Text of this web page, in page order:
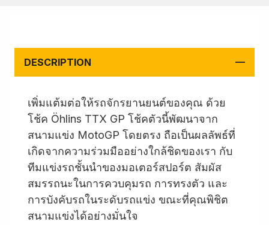
DESCRIPTION
เพิ่มแต้มต่อให้รถจักรยานยนต์ของคุณ ด้วย
โช้ค Öhlins TTX GP โช้คตัวนี้พัฒนาจาก
สนามแข่ง MotoGP โดยตรง ถือเป็นผลลัพธ์ที่
เกิดจากความร่วมมืออย่างใกล้ชิดของเรา กับ
ทีมแข่งรถชั้นนำของมอเตอร์สปอร์ต สัมผัส
สมรรถนะในการควบคุมรถ การทรงตัว และ
การบังคับรถในระดับรถแข่ง ขณะที่คุณพิชิต
สนามแข่งได้อย่างมั่นใจ